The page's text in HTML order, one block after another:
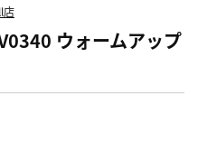
店
ウォームアップ